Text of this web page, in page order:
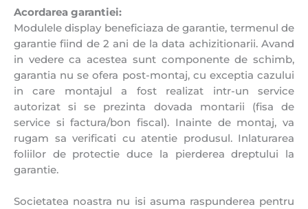
Acordarea garantiei:
Modulele display beneficiaza de garantie, termenul de
garantie fiind de 2 ani de la data achizitionarii. Avand
in vedere ca acestea sunt componente de schimb,
garantia nu se ofera post-montaj, cu exceptia cazului
in care montajul a fost realizat intr-un service
autorizat si se prezinta dovada montarii (fisa de
service si factura/bon fiscal). Inainte de montaj, va
rugam sa verificati cu atentie produsul. Inlaturarea
foliilor de protectie duce la pierderea dreptului la
garantie.
Societatea noastra nu isi asuma raspunderea pentru